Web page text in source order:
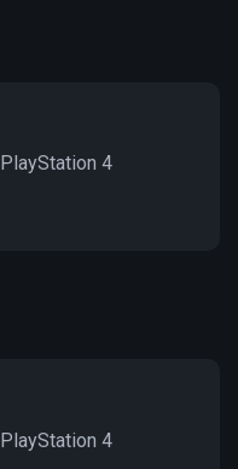
PlayStation 4
PlayStation 4